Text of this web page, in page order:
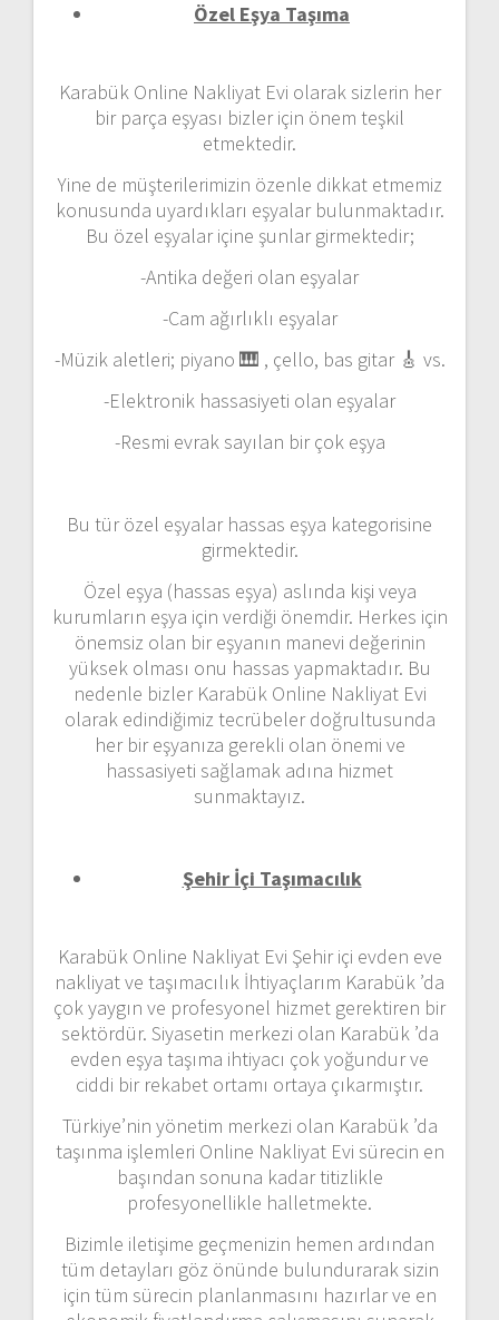
Özel Eşya Taşıma
Karabük Online Nakliyat Evi olarak sizlerin her
bir parça eşyası bizler için önem teşkil
etmektedir.
Yine de müşterilerimizin özenle dikkat etmemiz
konusunda uyardıkları eşyalar bulunmaktadır.
Bu özel eşyalar içine şunlar girmektedir;
-Antika değeri olan eşyalar
-Cam ağırlıklı eşyalar
-Müzik aletleri; piyano 🎹 , çello, bas gitar 🎸 vs.
-Elektronik hassasiyeti olan eşyalar
-Resmi evrak sayılan bir çok eşya
Bu tür özel eşyalar hassas eşya kategorisine
girmektedir.
Özel eşya (hassas eşya) aslında kişi veya
kurumların eşya için verdiği önemdir. Herkes için
önemsiz olan bir eşyanın manevi değerinin
yüksek olması onu hassas yapmaktadır. Bu
nedenle bizler Karabük Online Nakliyat Evi
olarak edindiğimiz tecrübeler doğrultusunda
her bir eşyanıza gerekli olan önemi ve
hassasiyeti sağlamak adına hizmet
sunmaktayız.
Şehir İçi Taşımacılık
Karabük Online Nakliyat Evi Şehir içi evden eve
nakliyat ve taşımacılık İhtiyaçlarım Karabük ’da
çok yaygın ve profesyonel hizmet gerektiren bir
sektördür. Siyasetin merkezi olan Karabük ’da
evden eşya taşıma ihtiyacı çok yoğundur ve
ciddi bir rekabet ortamı ortaya çıkarmıştır.
Türkiye’nin yönetim merkezi olan Karabük ’da
taşınma işlemleri Online Nakliyat Evi sürecin en
başından sonuna kadar titizlikle
profesyonellikle halletmekte.
Bizimle iletişime geçmenizin hemen ardından
tüm detayları göz önünde bulundurarak sizin
için tüm sürecin planlanmasını hazırlar ve en